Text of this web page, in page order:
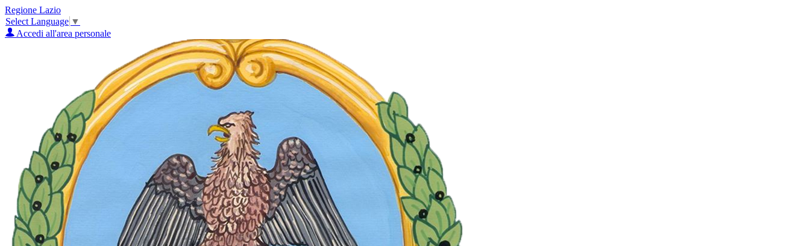
Regione Lazio
Select Language ▼
Accedi all'area personale